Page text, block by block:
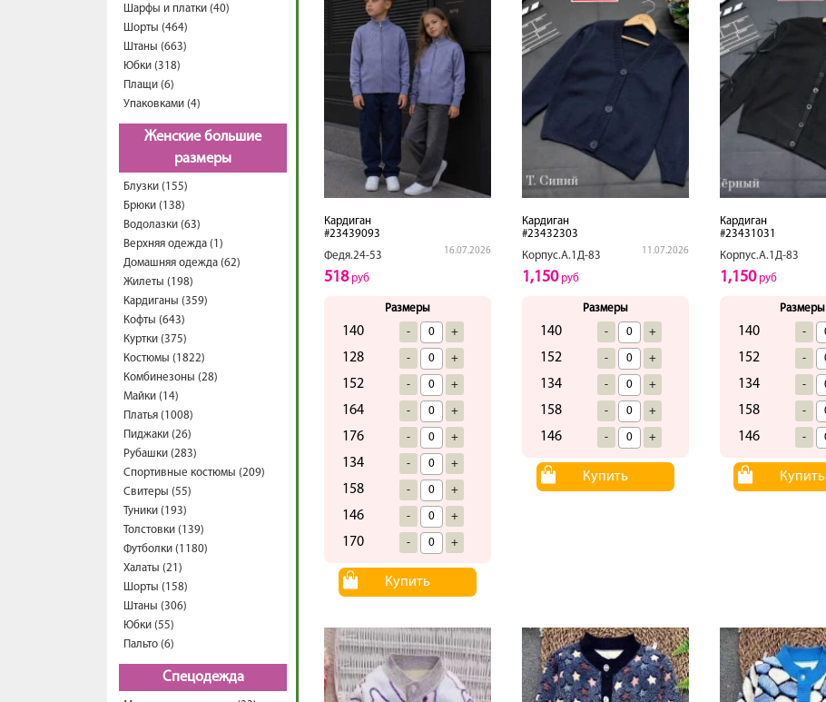
Шарфы и платки (40)
Шорты (464)
Штаны (663)
Юбки (318)
Плащи (6)
Упаковками (4)
Женские большие
размеры
Блузки (155)
Брюки (138)
Водолазки (63)
Верхняя одежда (1)
Домашняя одежда (62)
Жилеты (198)
Кардиганы (359)
Кофты (643)
Куртки (375)
Костюмы (1822)
Комбинезоны (28)
Майки (14)
Платья (1008)
Пиджаки (26)
Рубашки (283)
Спортивные костюмы (209)
Свитеры (55)
Туники (193)
Толстовки (139)
Футболки (1180)
Халаты (21)
Шорты (158)
Штаны (306)
Юбки (55)
Пальто (6)
Спецодежда
Кардиган
#23439093
Федя.24-53
16.07.2026
518руб
Размеры
140 - +
128 - +
152 - +
164 - +
176 - +
134 - +
158 - +
146 - +
170 - +
Купить
Кардиган
#23432303
Корпус.А.1Д-83
11.07.2026
1,150руб
Размеры
140 - +
152 - +
134 - +
158 - +
146 - +
Купить
Кардиган
#23431031
Корпус.А.1Д-83
1,150руб
Размеры
140 -
152 -
134 -
158 -
146 -
Купить